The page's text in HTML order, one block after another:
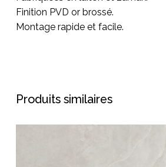
Finition PVD or brossé.
Montage rapide et facile.
Produits similaires